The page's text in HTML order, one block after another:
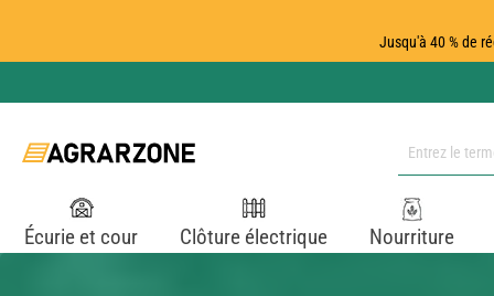
Jusqu'à 40 % de
Écurie et cour Clôture électrique Nourriture